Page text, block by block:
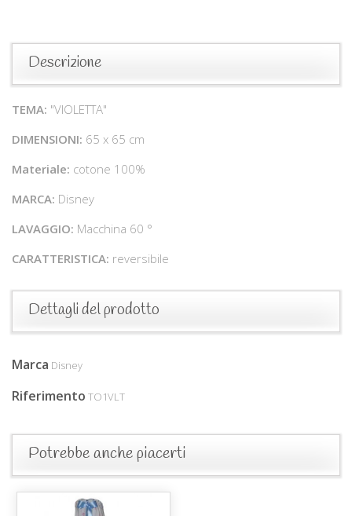
Descrizione
TEMA: "VIOLETTA"
DIMENSIONI: 65 x 65 cm
Materiale: cotone 100%
MARCA: Disney
LAVAGGIO: Macchina 60 °
CARATTERISTICA: reversibile
Dettagli del prodotto
Marca Disney
Riferimento TO1VLT
Potrebbe anche piacerti